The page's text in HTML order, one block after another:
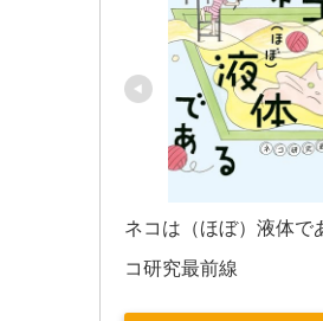
ネコは（ほぼ）液体で
コ研究最前線